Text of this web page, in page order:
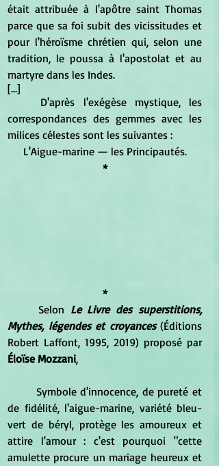
était attribuée à l'apôtre saint Thomas
parce que sa foi subit des vicissitudes et
pour l'héroïsme chrétien qui, selon une
tradition, le poussa à l'apostolat et au
martyre dans les Indes.
[...]
correspondances des gemmes avec les
milices célestes sont les suivantes :
L'Aigue-marine — les Principautés.
*
*
	Selon
Le Livre des superstitions,
Mythes, légendes et croyances (Éditions
Robert Laffont, 1995, 2019) proposé par
Éloïse Mozzani,
de fidélité, l'aigue-marine, variété bleu-
vert de béryl, protège les amoureux et
attire l'amour : c'est pourquoi "cette
amulette procure un mariage heureux et